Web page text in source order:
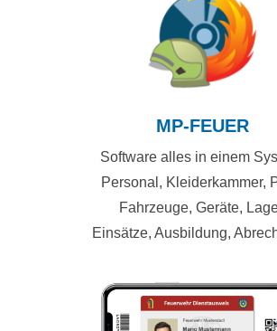
MP-FEUER
Software alles in einem
Personal, Kleiderkammer,
Fahrzeuge, Geräte,
Einsätze, Ausbildung,